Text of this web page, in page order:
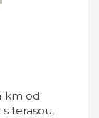
km od
terasou,